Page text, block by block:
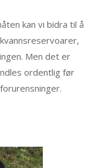
kan vi bidra til å
Men det er
ordentlig før